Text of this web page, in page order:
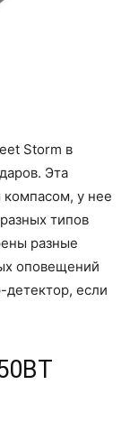
Storm в
Эта
у нее
типов
разные
оповещений
детектор, если